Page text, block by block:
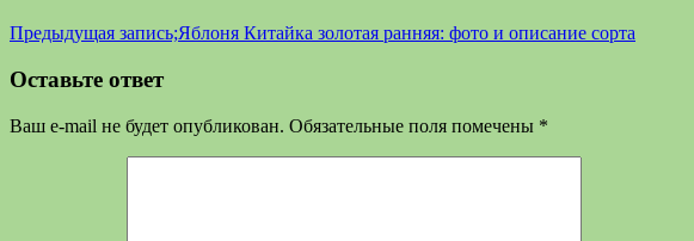
Предыдущая запись;Яблоня Китайка золотая ранняя: фото и описание сорта
Оставьте ответ
Ваш e-mail не будет опубликован. Обязательные поля помечены *